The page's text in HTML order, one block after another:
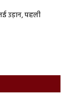
उड़ान, पहली